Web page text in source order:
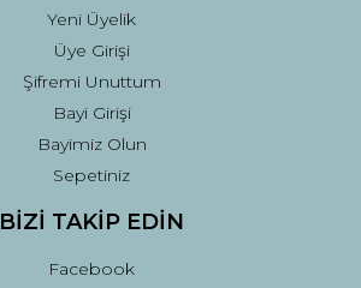
Yeni Üyelik
Üye Girişi
Şifremi Unuttum
Bayi Girişi
Bayimiz Olun
Sepetiniz
BİZİ TAKİP EDİN
Facebook